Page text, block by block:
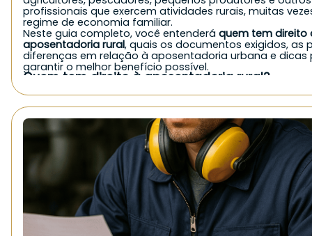
profissionais que exercem atividades rurais, muitas
regime de economia familiar.
Neste guia completo, você entenderá quem tem direito
aposentadoria rural, quais os documentos exigidos, as
diferenças em relação à aposentadoria urbana e dicas
garantir o melhor benefício possível.
Quem tem direito à aposentadoria rural?
exerce atividade no campo, seja de forma autônoma,
como empregado. Veja quem pode solicitar:
Agricultores e agricultoras familiares;
Pequenos produtores rurais;
Pescadores artesanais;
Trabalhadores rurais parceiros, arrendatários ou
Cônjuges e filhos que trabalham no campo em
Indígenas que comprovem atividade rural;
Boias-frias e diaristas rurais, mediante comprovação.
É importante destacar que, mesmo sem carteira
contribuições diretas, quem atua em regime de
pode ter direito ao benefício, desde que comprove a